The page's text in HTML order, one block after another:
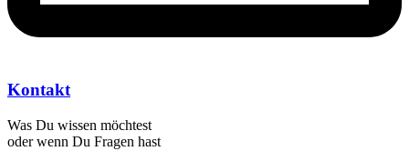
Kontakt
Was Du wissen möchtest
oder wenn Du Fragen hast